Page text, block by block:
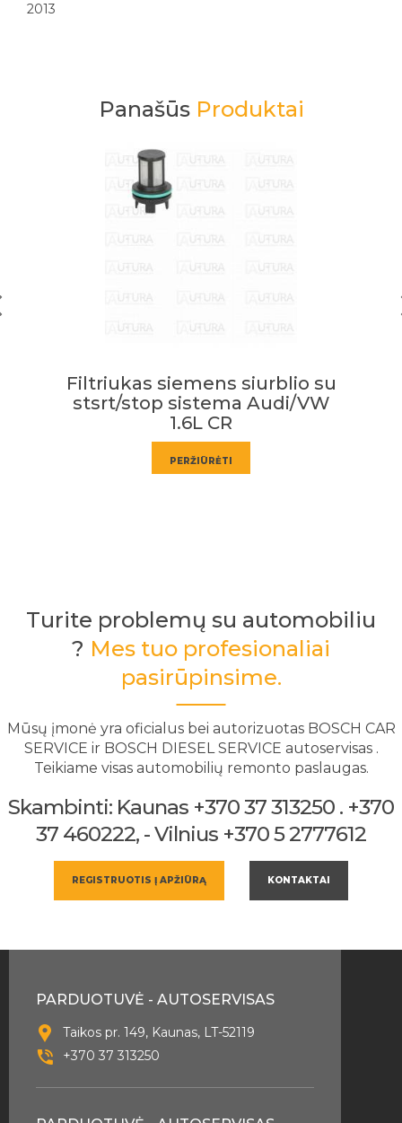
2013
Panašūs Produktai
Filtriukas siemens siurblio su
stsrt/stop sistema Audi/VW
1.6L CR
PERŽIŪRĖTI
Turite problemų su automobiliu
? Mes tuo profesionaliai
pasirūpinsime.
Mūsų įmonė yra oficialus bei autorizuotas BOSCH CAR
SERVICE ir BOSCH DIESEL SERVICE autoservisas .
Teikiame visas automobilių remonto paslaugas.
Skambinti: Kaunas +370 37 313250 . +370
37 460222, - Vilnius +370 5 2777612
REGISTRUOTIS Į APŽIŪRĄ KONTAKTAI
PARDUOTUVĖ - AUTOSERVISAS
Taikos pr. 149, Kaunas, LT-52119
+370 37 313250